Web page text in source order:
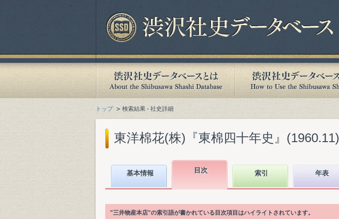
トップ 検索結果 - 社史詳細
東洋棉花(株)『東棉四十年史』(1960.11)
基本情報 目次 索引 年表
"三井物産本店"の索引語が書かれている目次項目はハイライトされています。